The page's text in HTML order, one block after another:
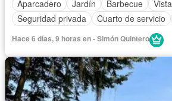
Aparcadero
Jardín Barbecue
Seguridad privada
Cuarto de servicio
Hace 6 días, 9 horas en - Simón Quintero